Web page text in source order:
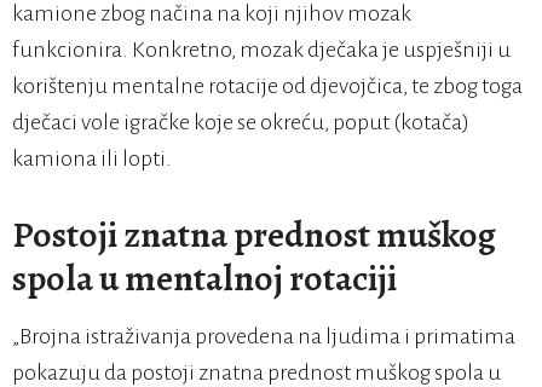
kamione zbog načina na koji njihov mozak
funkcionira. Konkretno, mozak dječaka je uspješniji u
korištenju mentalne rotacije od djevojčica, te zbog toga
dječaci vole igračke koje se okreću, poput (kotača)
kamiona ili lopti.
Postoji znatna prednost muškog
spola u mentalnoj rotaciji
„Brojna istraživanja provedena na ljudima i primatima
pokazuju da postoji znatna prednost muškog spola u